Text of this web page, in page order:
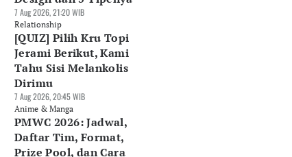
7 Aug 2026, 21:20 WIB
Relationship
[QUIZ] Pilih Kru Topi
Jerami Berikut, Kami
Tahu Sisi Melankolis
Dirimu
7 Aug 2026, 20:45 WIB
Anime & Manga
PMWC 2026: Jadwal,
Daftar Tim, Format,
Prize Pool, dan Cara